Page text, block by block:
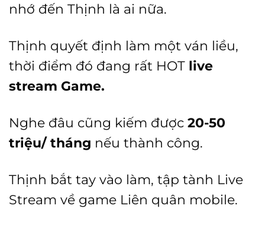
nhớ đến Thịnh là ai nữa.
Thịnh quyết định làm một ván liều,
thời điểm đó đang rất HOT live
stream Game.
Nghe đâu cũng kiếm được 20-50
triệu/ tháng nếu thành công.
Thịnh bắt tay vào làm, tập tành Live
Stream về game Liên quân mobile.